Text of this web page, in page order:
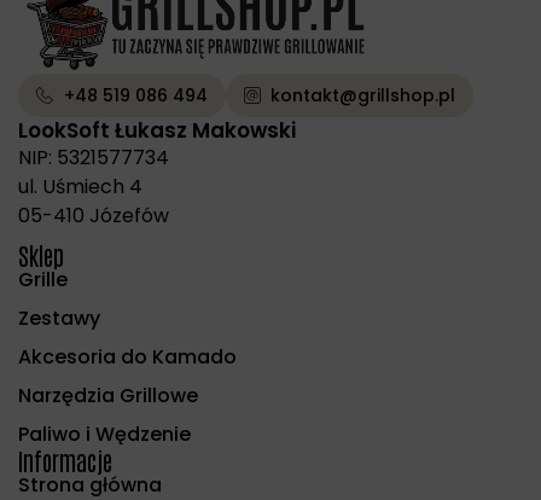
+48 519 086 494 kontakt@grillshop.pl
LookSoft Łukasz Makowski
NIP: 5321577734
ul. Uśmiech 4
05-410 Józefów
Sklep
Grille
Zestawy
Akcesoria do Kamado
Narzędzia Grillowe
Paliwo i Wędzenie
Informacje
Strona główna